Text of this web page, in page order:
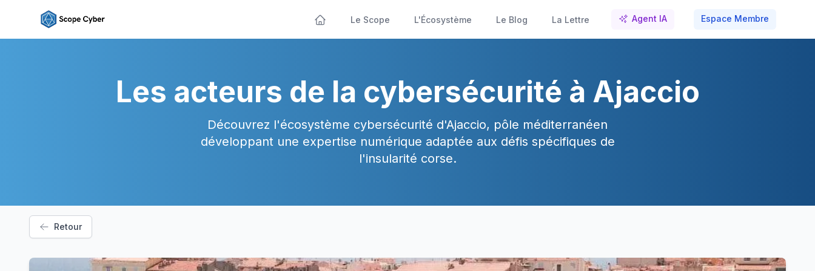
Le Scope L'Écosystème Le Blog La Lettre Agent IA Espace Membre
Les acteurs de la cybersécurité à Ajaccio
Découvrez l'écosystème cybersécurité d'Ajaccio, pôle méditerranéen
développant une expertise numérique adaptée aux défis spécifiques de
l'insularité corse.
Retour